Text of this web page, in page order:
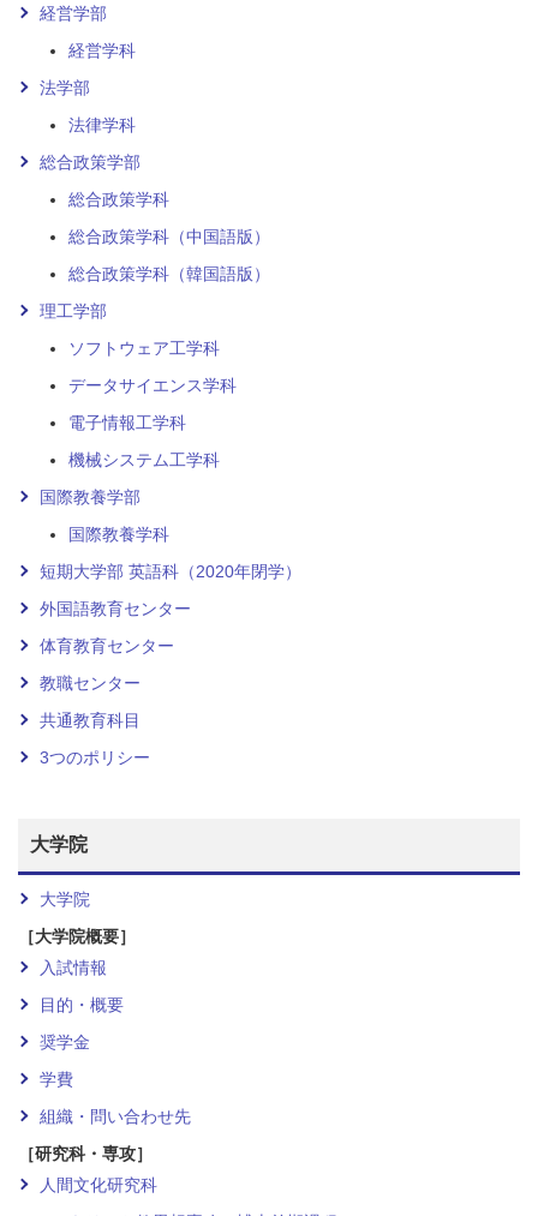
経営学部
経営学科
法学部
法律学科
総合政策学部
総合政策学科
総合政策学科（中国語版）
総合政策学科（韓国語版）
理工学部
ソフトウェア工学科
データサイエンス学科
電子情報工学科
機械システム工学科
国際教養学部
国際教養学科
短期大学部 英語科（2020年閉学）
外国語教育センター
体育教育センター
教職センター
共通教育科目
3つのポリシー
大学院
大学院
［大学院概要］
入試情報
目的・概要
奨学金
学費
組織・問い合わせ先
［研究科・専攻］
人間文化研究科